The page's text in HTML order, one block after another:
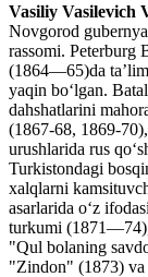
Vasiliy Vasilevich
Novgorod
rassomi. Peterburg
(1864—65)da
yaqin boʻlgan.
dahshatlarini
(1867-68, 1869-
urushlarida rus
Turkistondagi
xalqlarni
asarlarida oʻz
turkumi
"Qul bolaning
"Zindon" (1873) va